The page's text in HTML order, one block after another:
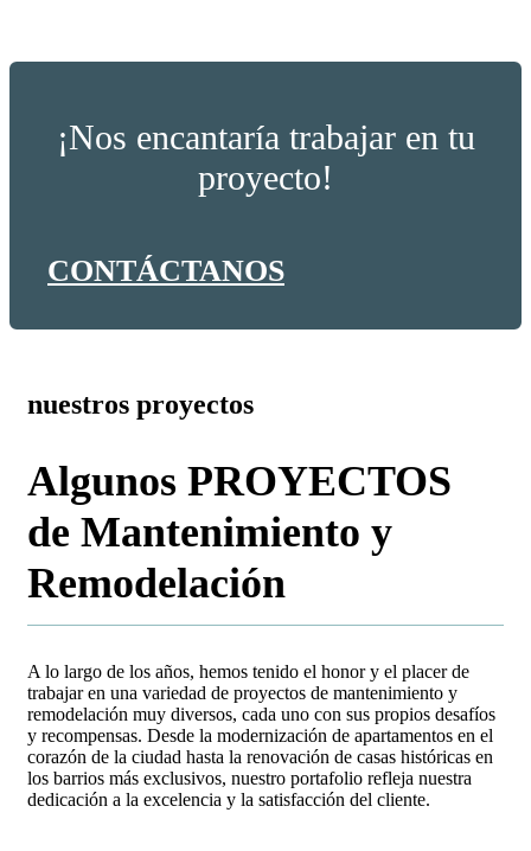
¡Nos encantaría trabajar en tu
proyecto!
CONTÁCTANOS
nuestros proyectos
Algunos PROYECTOS
de Mantenimiento y
Remodelación
A lo largo de los años, hemos tenido el honor y el placer de
trabajar en una variedad de proyectos de mantenimiento y
remodelación muy diversos, cada uno con sus propios desafíos
y recompensas. Desde la modernización de apartamentos en el
corazón de la ciudad hasta la renovación de casas históricas en
los barrios más exclusivos, nuestro portafolio refleja nuestra
dedicación a la excelencia y la satisfacción del cliente.